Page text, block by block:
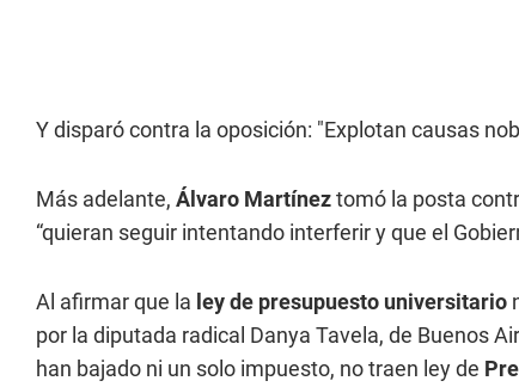
Y disparó contra la oposición: "Explotan causas
Más adelante, Álvaro Martíneztomó la posta
“quieran seguir intentando interferir y que el
Al afirmar que la ley de presupuesto universitario
por la diputada radical Danya Tavela, de Buenos
han bajado ni un solo impuesto, no traen ley de